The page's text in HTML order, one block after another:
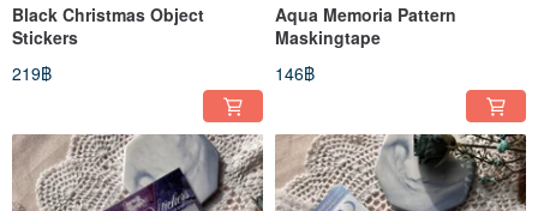
Black Christmas Object
Stickers
219฿
Aqua Memoria Pattern
Maskingtape
146฿